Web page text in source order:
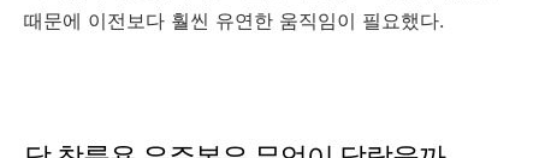
때문에 이전보다 훨씬 유연한 움직임이 필요했다.